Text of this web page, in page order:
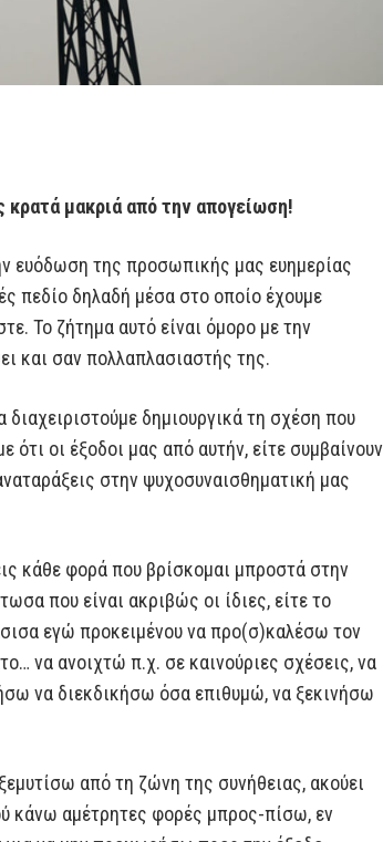
μακριά από την απογείωση!
ευόδωση της προσωπικής μας ευημερίας
πεδίο δηλαδή μέσα στο οποίο έχουμε
Το ζήτημα αυτό είναι όμορο με την
και σαν πολλαπλασιαστής της.
δημιουργικά τη σχέση που
οι έξοδοι μας από αυτήν, είτε συμβαίνουν
στην ψυχοσυναισθηματική μας
κάθε φορά που βρίσκομαι μπροστά στην
που είναι ακριβώς οι ίδιες, είτε το
εγώ προκειμένου να προ(σ)καλέσω τον
να ανοιχτώ π.χ. σε καινούριες σχέσεις, να
να διεκδικήσω όσα επιθυμώ, να ξεκινήσω
από τη ζώνη της συνήθειας, ακούει
κάνω αμέτρητες φορές μπρος-πίσω, εν